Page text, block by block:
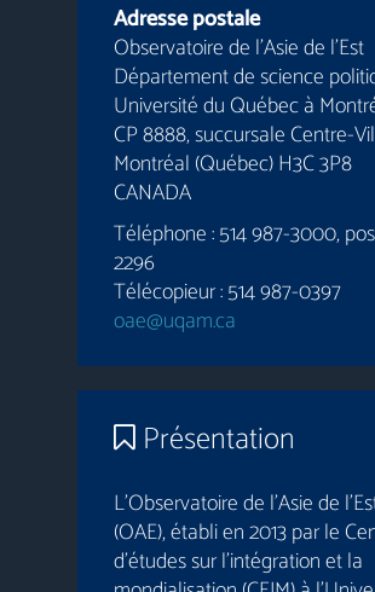
Adresse postale
Observatoire de l’Asie de l’Est
Département de science
Université du Québec à
CP 8888, succursale Centre-
Montréal (Québec) H3C 3P8
CANADA
Téléphone : 514 987-3000,
2296
Télécopieur : 514 987-0397
oae@uqam.ca
Présentation
L’Observatoire de l’Asie de
(OAE), établi en 2013 par le
d’études sur l’intégration et la